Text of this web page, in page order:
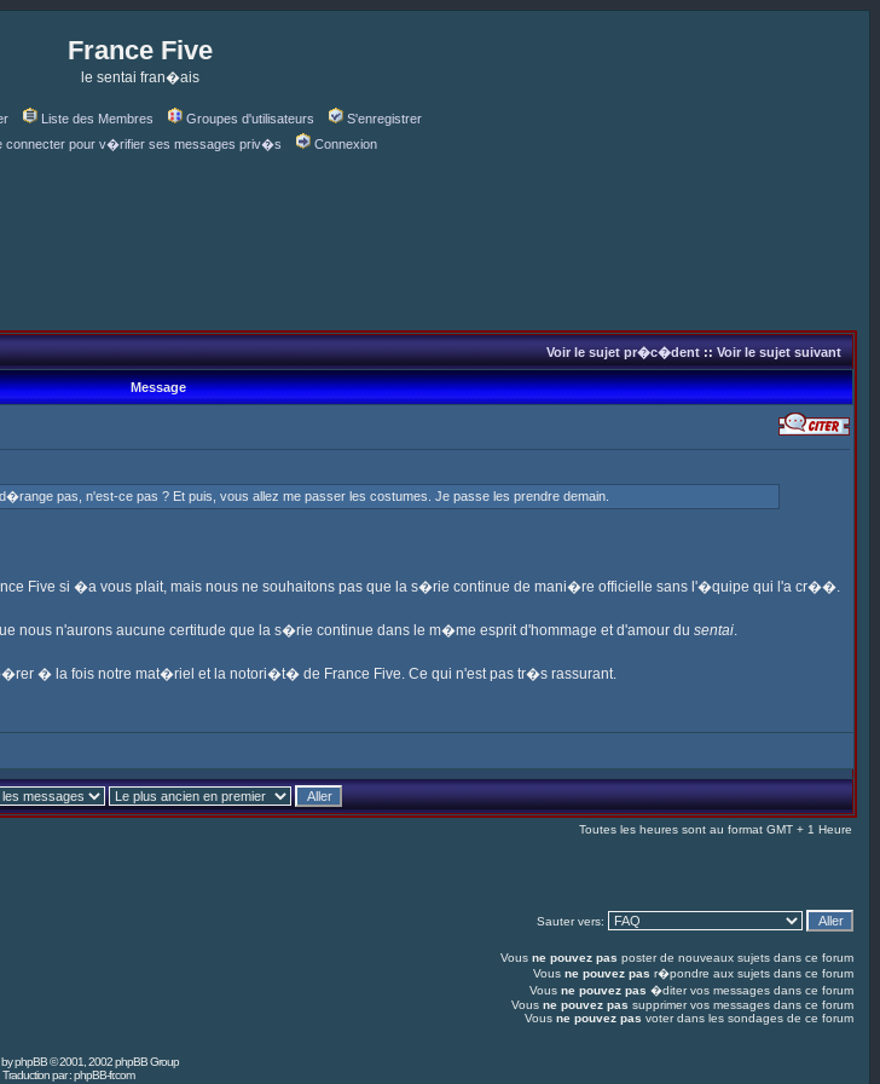
France Five
le sentai fran�ais
Liste des Membres Groupes d'utilisateurs
S'enregistrer
connecter pour v�rifier ses messages priv�s Connexion
Voir le sujet pr�c�dent::Voir le sujet suivant
Message
pas, n'est-ce pas ? Et puis, vous allez me passer les costumes. Je passe les prendre demain.
Five si �a vous plait, mais nous ne souhaitons pas que la s�rie continue de mani�re officielle sans l'�quipe qui l'a cr��.
nous n'aurons aucune certitude que la s�rie continue dans le m�me esprit d'hommage et d'amour du sentai.
� la fois notre mat�riel et la notori�t� de France Five. Ce qui n'est pas tr�s rassurant.
Toutes les heures sont au format GMT + 1 Heure
Sauter vers:
Vous ne pouvez pas poster de nouveaux sujets dans ce forum
Vous ne pouvez pas r�pondre aux sujets dans ce forum
Vous ne pouvez pas �diter vos messages dans ce forum
Vous ne pouvez pas supprimer vos messages dans ce forum
Vous ne pouvez pas voter dans les sondages de ce forum
byphpBB© 2001, 2002 phpBB Group
Traduction par :phpBB-fr.com